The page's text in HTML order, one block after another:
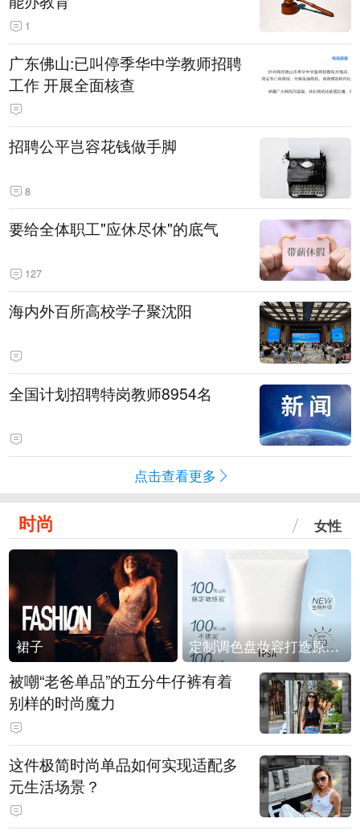
1
广东佛山:已叫停季华中学教师招聘
工作 开展全面核查
招聘公平岂容花钱做手脚
8
要给全体职工"应休尽休"的底气
127
海内外百所高校学子聚沈阳
全国计划招聘特岗教师8954名
点击查看更多
时尚 女性
裙子 定制调色盘妆容打造原生之美
被嘲“老爸单品”的五分牛仔裤有着
别样的时尚魔力
这件极简时尚单品如何实现适配多
元生活场景？